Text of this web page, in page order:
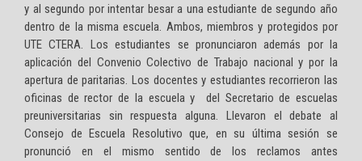
y al segundo por intentar besar a una estudiante de segundo año
dentro de la misma escuela. Ambos, miembros y protegidos por
UTE CTERA. Los estudiantes se pronunciaron además por la
aplicación del Convenio Colectivo de Trabajo nacional y por la
apertura de paritarias. Los docentes y estudiantes recorrieron las
oficinas de rector de la escuela y del Secretario de escuelas
preuniversitarias sin respuesta alguna. Llevaron el debate al
Consejo de Escuela Resolutivo que, en su última sesión se
pronunció en el mismo sentido de los reclamos antes